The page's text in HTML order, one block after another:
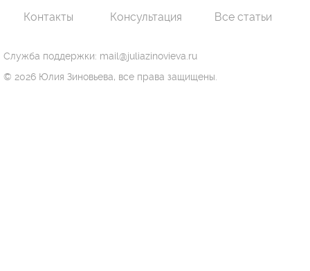
Контакты Консультация Все статьи
Служба поддержки: mail@juliazinovieva.ru
© 2026 Юлия Зиновьева, все права защищены.